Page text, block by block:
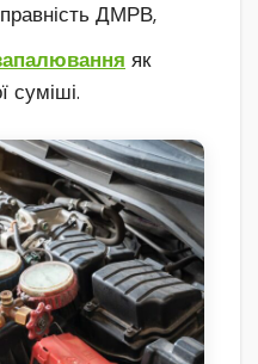
ДМРВ,
як
суміші.